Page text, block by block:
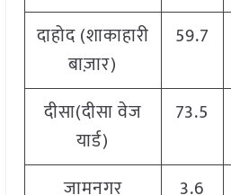
दाहोद (शाकाहारी
बाज़ार)
59.7
दीसा(दीसा वेज
यार्ड)
73.5